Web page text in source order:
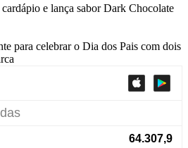
e lança sabor Dark Chocolate
para celebrar o Dia dos Pais com dois